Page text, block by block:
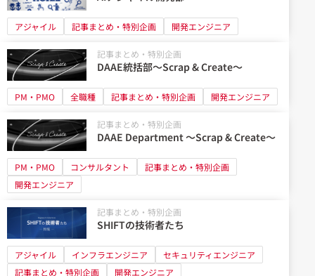
アジャイル 記事まとめ・特別企画 開発エンジニア
記事まとめ・特別企画
DAAE統括部～Scrap & Create～
PM・PMO 全職種 記事まとめ・特別企画 開発エンジニア
記事まとめ・特別企画
DAAE Department ～Scrap & Create～
PM・PMO コンサルタント
記事まとめ・特別企画
開発エンジニア
記事まとめ・特別企画
SHIFTの技術者たち
アジャイル インフラエンジニア
セキュリティエンジニア
記事まとめ・特別企画
開発エンジニア